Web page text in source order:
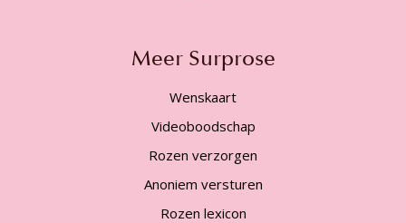
Meer Surprose
Wenskaart
Videoboodschap
Rozen verzorgen
Anoniem versturen
Rozen lexicon